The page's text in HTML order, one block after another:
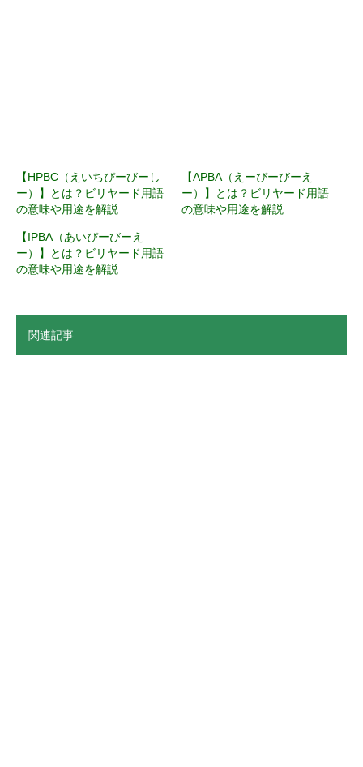
【HPBC（えいちぴーびーし
ー）】とは？ビリヤード用語
の意味や用途を解説
【APBA（えーぴーびーえ
ー）】とは？ビリヤード用語
の意味や用途を解説
【IPBA（あいぴーびーえ
ー）】とは？ビリヤード用語
の意味や用途を解説
関連記事